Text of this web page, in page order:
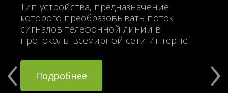
Тип устройства, предназначение
которого преобразовывать поток
сигналов телефонной линии в
протоколы всемирной сети Интернет.
Подробнее